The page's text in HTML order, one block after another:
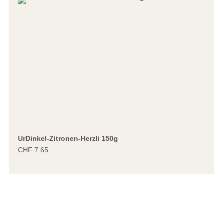
UrDinkel-Zitronen-Herzli 150g
CHF 7.65